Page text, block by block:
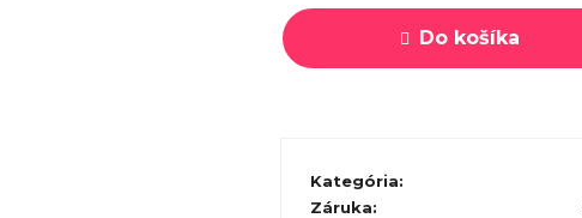
cena:
Do košíka
Kategória:
Záruka: